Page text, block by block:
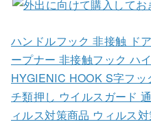
ハンドルフック 非接触 ド
ープナー 非接触フック ハ
HYGIENIC HOOK S字フ
チ類押し ウイルスガード
ィルス対策商品 ウィルス